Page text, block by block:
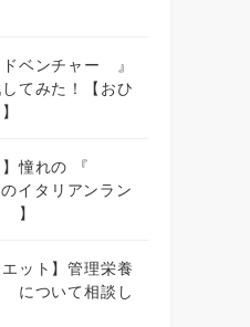
ベンチャー 』
てみた！【おひ
】憧れの 『
タリアンラン
】
ット】管理栄養
について相談し